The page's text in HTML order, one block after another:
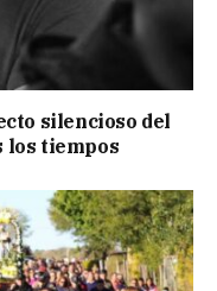
silencioso del
los tiempos